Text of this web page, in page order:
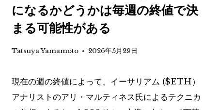
になるかどうかは毎週の終値で決
まる可能性がある
Tatsuya Yamamoto 2026年5月29日
現在の週の終値によって、イーサリアム ($ETH）
アナリストのアリ・マルティネス氏によるテクニカ